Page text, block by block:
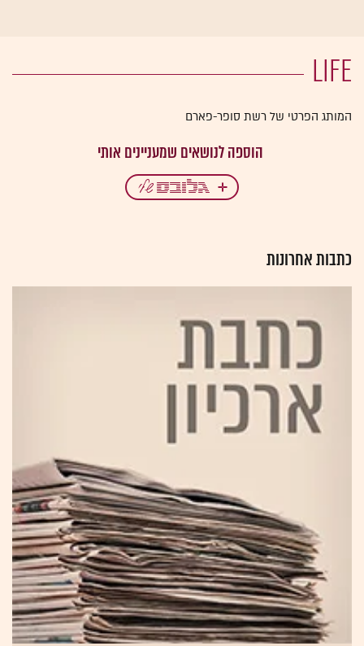
LIFE
המותג הפרטי של רשת סופר-פארם
כתבות אחרונות